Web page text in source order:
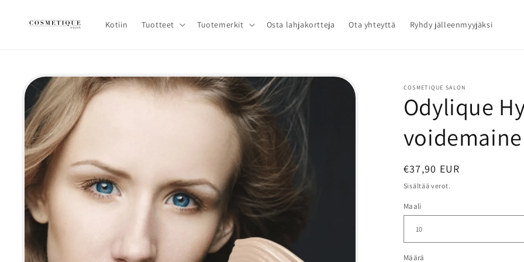
sisältöön
Kotiin Tuotteet Tuotemerkit Osta lahjakortteja Ota yhteyttä Ryhdy jälleenmyyjäksi
Siirry
tuotetietoihin
COSMETIQUE SALON
Odylique
Normaalihinta
€37,90 EUR
Sisältää verot.
Maali
Määrä
Määrä